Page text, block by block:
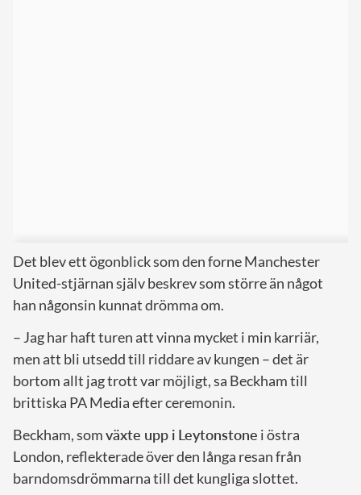
Det blev ett ögonblick som den forne Manchester
United-stjärnan själv beskrev som större än något
han någonsin kunnat drömma om.
– Jag har haft turen att vinna mycket i min karriär,
men att bli utsedd till riddare av kungen – det är
bortom allt jag trott var möjligt, sa Beckham till
brittiska PA Media efter ceremonin.
Beckham, somväxte upp i Leytonstone i östra
London, reflekterade över den långa resan från
barndomsdrömmarna till det kungliga slottet.